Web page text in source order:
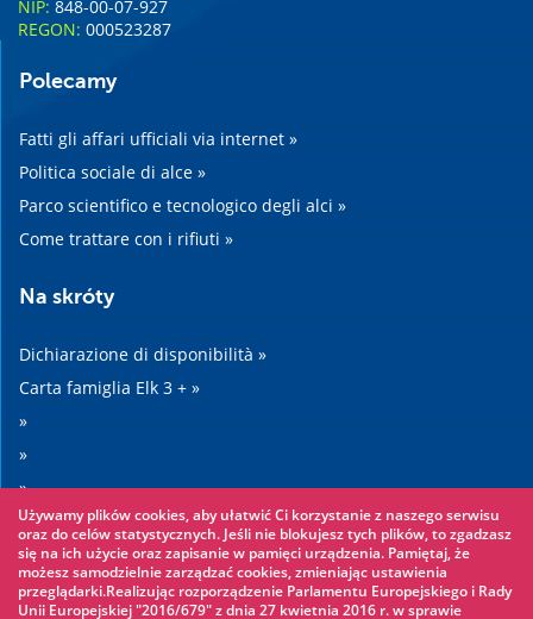
NIP: 848-00-07-927
REGON: 000523287
Polecamy
Fatti gli affari ufficiali via internet »
Politica sociale di alce »
Parco scientifico e tecnologico degli alci »
Come trattare con i rifiuti »
Na skróty
Dichiarazione di disponibilità »
Carta famiglia Elk 3 + »
»
»
»
»
Warto zobaczyć
Używamy plików cookies, aby ułatwić Ci korzystanie z naszego serwisu
oraz do celów statystycznych. Jeśli nie blokujesz tych plików, to zgadzasz
się na ich użycie oraz zapisanie w pamięci urządzenia. Pamiętaj, że
możesz samodzielnie zarządzać cookies, zmieniając ustawienia
przeglądarki.Realizując rozporządzenie Parlamentu Europejskiego i Rady
Unii Europejskiej "2016/679" z dnia 27 kwietnia 2016 r. w sprawie